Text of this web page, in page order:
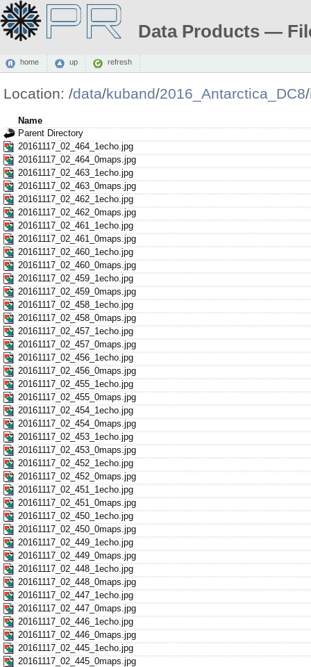
Data Products —
home up refresh
Location: /data/kuband/2016_Antarctica_DC8/
Name
Parent Directory
20161117_02_464_1echo.jpg
20161117_02_464_0maps.jpg
20161117_02_463_1echo.jpg
20161117_02_463_0maps.jpg
20161117_02_462_1echo.jpg
20161117_02_462_0maps.jpg
20161117_02_461_1echo.jpg
20161117_02_461_0maps.jpg
20161117_02_460_1echo.jpg
20161117_02_460_0maps.jpg
20161117_02_459_1echo.jpg
20161117_02_459_0maps.jpg
20161117_02_458_1echo.jpg
20161117_02_458_0maps.jpg
20161117_02_457_1echo.jpg
20161117_02_457_0maps.jpg
20161117_02_456_1echo.jpg
20161117_02_456_0maps.jpg
20161117_02_455_1echo.jpg
20161117_02_455_0maps.jpg
20161117_02_454_1echo.jpg
20161117_02_454_0maps.jpg
20161117_02_453_1echo.jpg
20161117_02_453_0maps.jpg
20161117_02_452_1echo.jpg
20161117_02_452_0maps.jpg
20161117_02_451_1echo.jpg
20161117_02_451_0maps.jpg
20161117_02_450_1echo.jpg
20161117_02_450_0maps.jpg
20161117_02_449_1echo.jpg
20161117_02_449_0maps.jpg
20161117_02_448_1echo.jpg
20161117_02_448_0maps.jpg
20161117_02_447_1echo.jpg
20161117_02_447_0maps.jpg
20161117_02_446_1echo.jpg
20161117_02_446_0maps.jpg
20161117_02_445_1echo.jpg
20161117_02_445_0maps.jpg